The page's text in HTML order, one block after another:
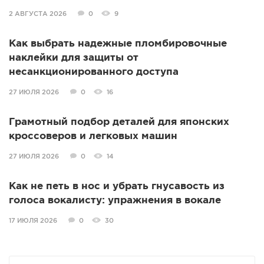
2 АВГУСТА 2026 0 9
Как выбрать надежные пломбировочные
наклейки для защиты от
несанкционированного доступа
27 ИЮЛЯ 2026 0 16
Грамотный подбор деталей для японских
кроссоверов и легковых машин
27 ИЮЛЯ 2026 0 14
Как не петь в нос и убрать гнусавость из
голоса вокалисту: упражнения в вокале
17 ИЮЛЯ 2026 0 30